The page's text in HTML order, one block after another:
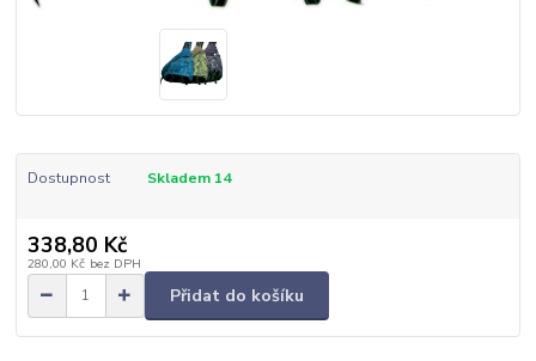
Dostupnost Skladem 14
338,80 Kč
280,00 Kč bez DPH
Přidat do košíku